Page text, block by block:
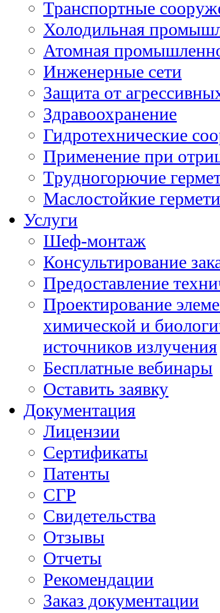
Транспортные
Холодильная
Атомная
Инженерные сети
Защита от
Здравоохранение
Гидротехнические
Применение при
Трудногорючие
Маслостойкие
Услуги
Шеф-монтаж
Консультирование
Предоставление
Проектирование
химической и
источников излучения
Бесплатные вебинары
Оставить заявку
Документация
Лицензии
Сертификаты
Патенты
СГР
Свидетельства
Отзывы
Отчеты
Рекомендации
Заказ документации